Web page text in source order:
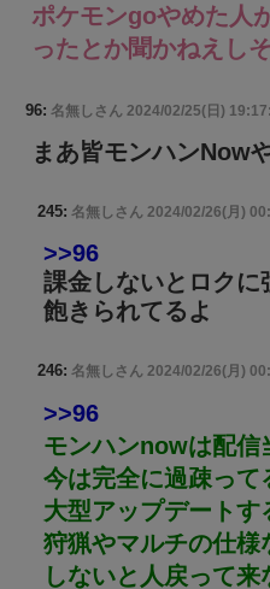
ポケモンgoやめた人
ったとか聞かねえし
96: 名無しさん 2024/02/25(日)
まあ皆モンハンNow
245: 名無しさん 2024/02/26(月)
>>96
課金しないとロクに
飽きられてるよ
246: 名無しさん 2024/02/26(月)
>>96
モンハンnowは配信
今は完全に過疎って
大型アップデート
狩猟やマルチの仕様
しないと人戻って来